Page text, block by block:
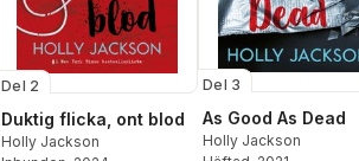
Del 2
Duktig flicka, ont blod
Holly Jackson
Del 3
As Good As Dead
Holly Jackson